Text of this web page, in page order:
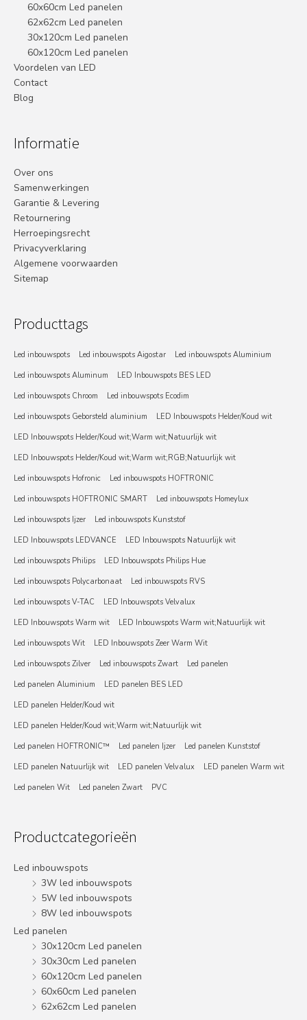
60x60cm Led panelen
62x62cm Led panelen
30x120cm Led panelen
60x120cm Led panelen
Voordelen van LED
Contact
Blog
Informatie
Over ons
Samenwerkingen
Garantie & Levering
Retournering
Herroepingsrecht
Privacyverklaring
Algemene voorwaarden
Sitemap
Producttags
Led inbouwspots Led inbouwspots Aigostar
Led inbouwspots Aluminium
Led inbouwspots Aluminum
LED Inbouwspots BES LED
Led inbouwspots Chroom
Led inbouwspots Ecodim
Led inbouwspots Geborsteld aluminium
LED Inbouwspots Helder/Koud wit
LED Inbouwspots Helder/Koud wit;Warm wit;Natuurlijk wit
LED Inbouwspots Helder/Koud wit;Warm wit;RGB;Natuurlijk wit
Led inbouwspots Hofronic
Led inbouwspots HOFTRONIC
Led inbouwspots HOFTRONIC SMART
Led inbouwspots Homeylux
Led inbouwspots Ijzer
Led inbouwspots Kunststof
LED Inbouwspots LEDVANCE
LED Inbouwspots Natuurlijk wit
Led inbouwspots Philips
LED Inbouwspots Philips Hue
Led inbouwspots Polycarbonaat
Led inbouwspots RVS
Led inbouwspots V-TAC
LED Inbouwspots Velvalux
LED Inbouwspots Warm wit
LED Inbouwspots Warm wit;Natuurlijk wit
Led inbouwspots Wit
LED Inbouwspots Zeer Warm Wit
Led inbouwspots Zilver
Led inbouwspots Zwart
Led panelen
Led panelen Aluminium
LED panelen BES LED
LED panelen Helder/Koud wit
LED panelen Helder/Koud wit;Warm wit;Natuurlijk wit
Led panelen HOFTRONIC™
Led panelen Ijzer
Led panelen Kunststof
LED panelen Natuurlijk wit
LED panelen Velvalux
LED panelen Warm wit
Led panelen Wit
Led panelen Zwart PVC
Productcategorieën
Led inbouwspots
3W led inbouwspots
5W led inbouwspots
8W led inbouwspots
Led panelen
30x120cm Led panelen
30x30cm Led panelen
60x120cm Led panelen
60x60cm Led panelen
62x62cm Led panelen